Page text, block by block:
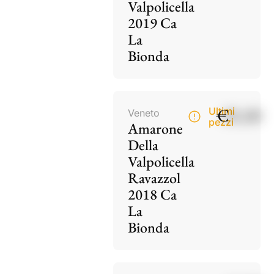
Valpolicella
2019 Ca
La
Bionda
Veneto
Amarone
Della
Valpolicella
Ravazzol
2018 Ca
La
Bionda
Ultimi
pezzi
€85,00